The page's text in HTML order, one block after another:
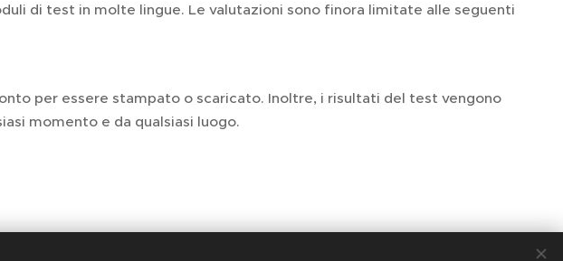
di test in molte lingue. Le valutazioni sono finora limitate alle seguenti
per essere stampato o scaricato. Inoltre, i risultati del test vengono
momento e da qualsiasi luogo.